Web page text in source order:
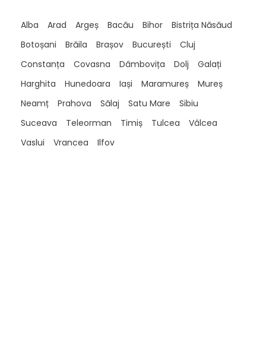
Alba Arad Argeș Bacău Bihor
Bistrița Năsăud
Botoșani
Brăila Brașov București
Cluj
Constanța
Covasna Dâmbovița Dolj
Galați
Harghita
Hunedoara Iași Maramureș
Mureș
Neamț
Prahova Sălaj Satu Mare
Sibiu
Suceava
Teleorman Timiș Tulcea
Vâlcea
Vaslui
Vrancea Ilfov